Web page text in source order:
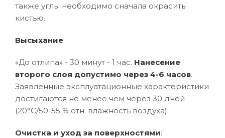
также углы необходимо сначала окрасить
кистью.
Высыхание:
«До отлипа» - 30 минут - 1 час. Нанесение
второго слоя допустимо через 4-6 часов.
Заявленные эксплуатационные характеристики
достигаются не менее чем через 30 дней
(20°C/50-55 % отн. влажность воздуха).
Очистка и уход за поверхностями: